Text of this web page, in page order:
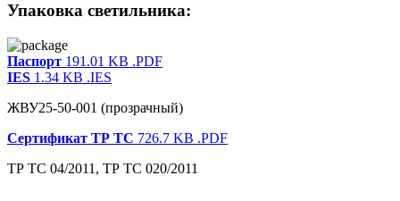
Упаковка светильника:
Паспорт 191.01 KB .PDF
IES 1.34 KB .IES
ЖВУ25-50-001 (прозрачный)
Сертификат ТР ТС 726.7 KB .PDF
ТР ТС 04/2011, ТР ТС 020/2011